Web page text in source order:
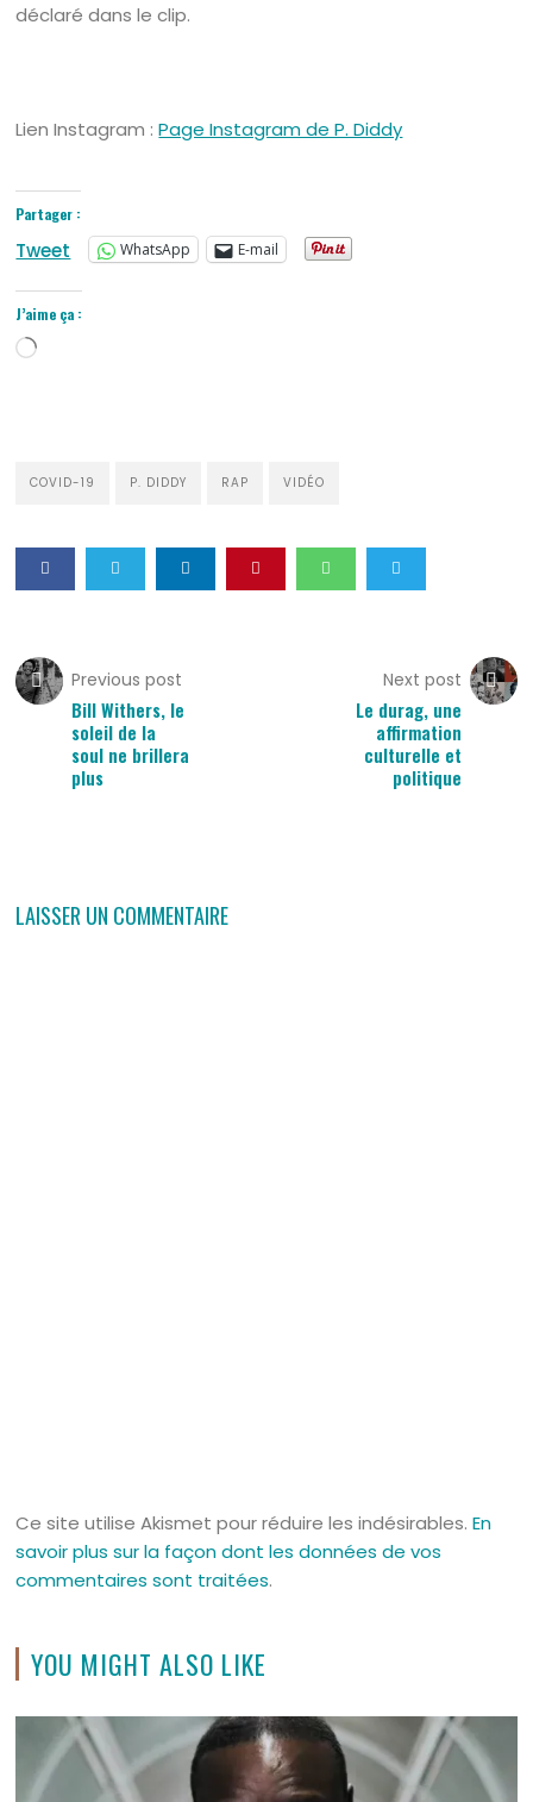
déclaré dans le clip.
Lien Instagram :Page Instagram de P. Diddy
Partager :
Tweet WhatsApp E-mail
J’aime ça :
Chargement…
COVID-19 P. DIDDY RAP VIDÉO
Previous post
Bill Withers, le
soleil de la
soul ne brillera
plus
Next post
Le durag, une
affirmation
culturelle et
politique
LAISSER UN COMMENTAIRE
Ce site utilise Akismet pour réduire les indésirables.En
savoir plus sur la façon dont les données de vos
commentaires sont traitées.
YOU MIGHT ALSO LIKE